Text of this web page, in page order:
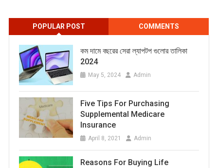
POPULAR POST COMMENTS
কম দামে বছরের সেরা ল্যাপটপ গুলোর তালিকা
2024
May 5, 2024 Admin
Five Tips For Purchasing
Supplemental Medicare
Insurance
April 8, 2021 Admin
Reasons For Buying Life